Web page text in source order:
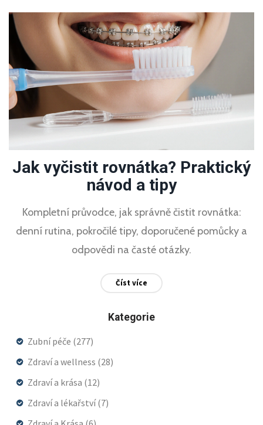
Jak vyčistit rovnátka? Praktický
návod a tipy
Kompletní průvodce, jak správně čistit rovnátka:
denní rutina, pokročilé tipy, doporučené pomůcky a
odpovědi na časté otázky.
Číst více
Kategorie
Zubní péče (277)
Zdraví a wellness (28)
Zdraví a krása (12)
Zdraví a lékařství(7)